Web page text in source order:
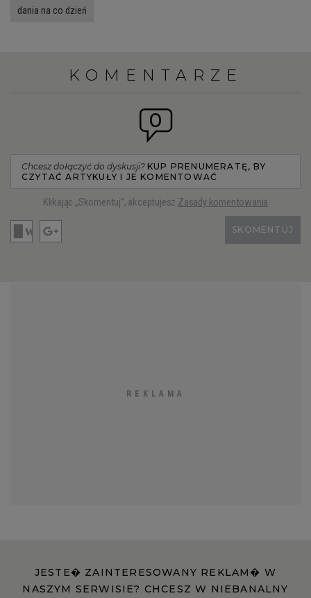
SOSNOWIEC
SZCZECIN
TORUŃ
TRÓJMIASTO
dania na co dzień
KOMENTARZE
0
Chcesz dołączyć do dyskusji? KUP PRENUMERATĘ, BY
CZYTAĆ ARTYKUŁY I JE KOMENTOWAĆ
Klikając „Skomentuj”, akceptujesz Zasady komentowania
SKOMENTUJ
JESTE� ZAINTERESOWANY REKLAM� W
NASZYM SERWISIE? CHCESZ W NIEBANALNY